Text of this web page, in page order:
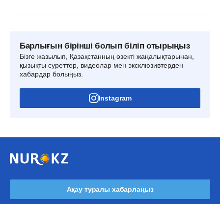
Барлығын бірінші болып біліп отырыңыз
Бізге жазылып, Қазақстанның өзекті жаңалықтарынан,
қызықты суреттер, видеолар мен эксклюзивтерден
хабардар болыңыз.
Instagram
Ақау туралы хабарлаңыз